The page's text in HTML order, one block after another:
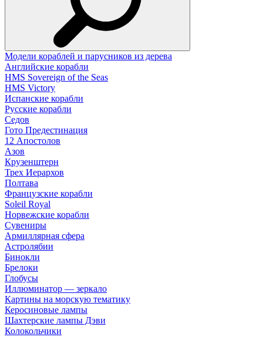
Модели кораблей и парусников из дерева
Английские корабли
HMS Sovereign of the Seas
HMS Victory
Испанские корабли
Русские корабли
Седов
Гото Предестинация
12 Апостолов
Азов
Крузенштерн
Трех Иерархов
Полтава
Французские корабли
Soleil Royal
Норвежские корабли
Сувениры
Армиллярная сфера
Астролябии
Бинокли
Брелоки
Глобусы
Иллюминатор — зеркало
Картины на морскую тематику
Керосиновые лампы
Шахтерские лампы Дэви
Колокольчики